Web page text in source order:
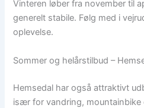
Vinteren løber fra november til
generelt stabile. Følg med i
oplevelse.
Sommer og helårstilbud –
Hemsedal har også attraktivt
især for vandring, mountainbike